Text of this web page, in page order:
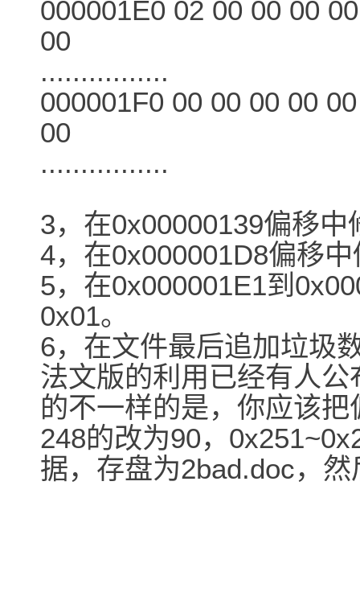
000001E0 02 00 00 00
00
................
000001F0 00 00 00 00
00
................
3，在0x00000139偏移
4，在0x000001D8偏移
5，在0x000001E1到
0x01。
6，在文件最后追加垃圾
法文版的利用已经有人
的不一样的是，你应该
248的改为90，
据，存盘为2bad.doc，